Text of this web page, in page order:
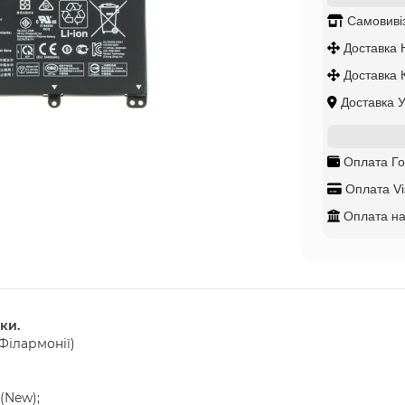
Доставка
Доставка
Доставка
Оплата
Оплата
Оплата